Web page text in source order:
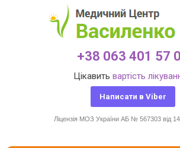
+38 063 401 57
Цікавить вартість
Написати в Viber
Ліцензія МОЗ України АБ № 567303 від